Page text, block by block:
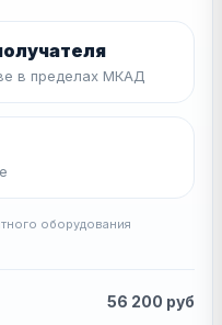
в пределах МКАД
оборудования
56 200 руб